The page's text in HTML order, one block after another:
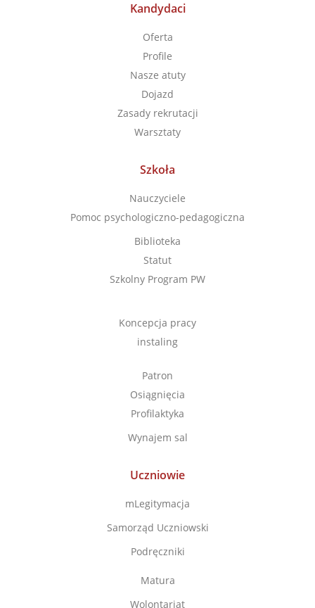
Kandydaci
Oferta
Profile
Nasze atuty
Dojazd
Zasady rekrutacji
Warsztaty
Szkoła
Nauczyciele
Pomoc psychologiczno-pedagogiczna
Biblioteka
Statut
Szkolny Program PW
Koncepcja pracy
instaling
Patron
Osiągnięcia
Profilaktyka
Wynajem sal
Uczniowie
mLegitymacja
Samorząd Uczniowski
Podręczniki
Matura
Wolontariat